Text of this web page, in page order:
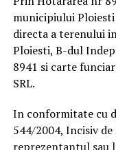
municipiului
directa a terenului
Ploiesti, B-dul
8941 si carte
SRL.
In conformitate cu
544/2004, Incisiv
reprezentantul sau